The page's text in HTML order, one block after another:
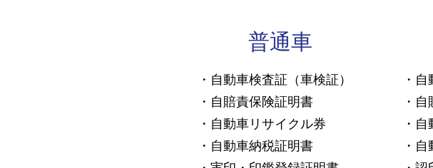
​普通車
・自動車検査証（車検証）
・自賠責保険証明書
・自動車リサイクル券
・自動車納税証明書
・
・
・
・